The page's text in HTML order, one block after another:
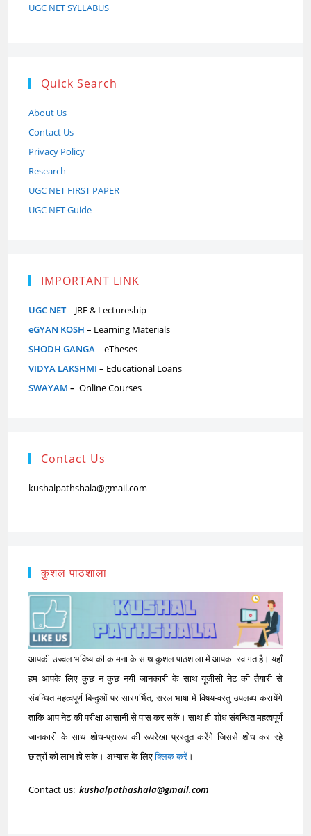
UGC NET SYLLABUS
Quick Search
About Us
Contact Us
Privacy Policy
Research
UGC NET FIRST PAPER
UGC NET Guide
IMPORTANT LINK
UGC NET– JRF & Lectureship
eGYAN KOSH – Learning Materials
SHODH GANGA– eTheses
VIDYA LAKSHMI – Educational Loans
SWAYAM – Online Courses
Contact Us
kushalpathshala@gmail.com
कुशल पाठशाला
आपकी उज्वल भविष्य की कामना के साथ कुशल पाठशाला में आपका स्वागत है। यहाँ
हम आपके लिए कुछ न कुछ नयी जानकारी के साथ यूजीसी नेट की तैयारी से
संबन्धित महत्वपूर्ण बिन्दुओं पर सारगर्भित, सरल भाषा में विषय-वस्तु उपलब्ध करायेंगे
ताकि आप नेट की परीक्षा आसानी से पास कर सकें। साथ ही शोध संबन्धित महत्वपूर्ण
जानकारी के साथ शोध-प्रारूप की रूपरेखा प्रस्तुत करेंगे जिससे शोध कर रहे
छात्रों को लाभ हो सके। अभ्यास के लिएक्लिक करें ।
Contact us:kushalpathashala@gmail.com